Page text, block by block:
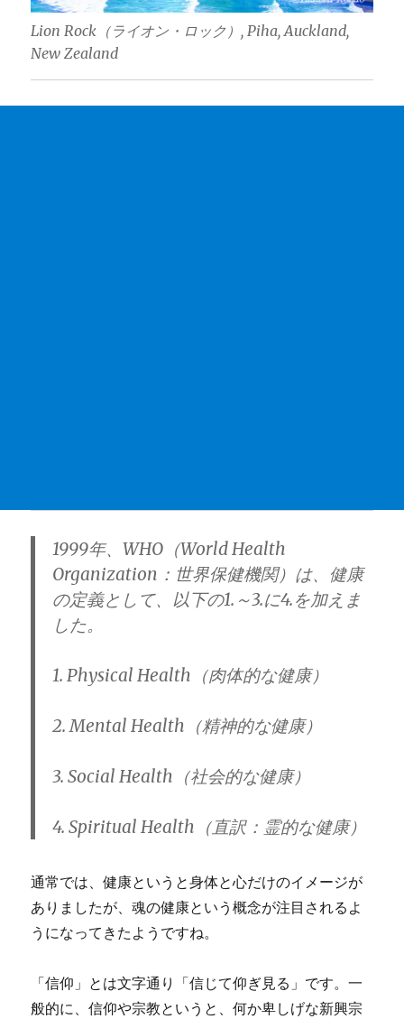
Lion Rock（ライオン・ロック）, Piha, Auckland,
New Zealand
1999年、WHO（World Health
Organization：世界保健機関）は、健康
の定義として、以下の1.～3.に4.を加えま
した。
1. Physical Health（肉体的な健康）
2. Mental Health（精神的な健康）
3. Social Health（社会的な健康）
4. Spiritual Health（直訳：霊的な健康）
通常では、健康というと身体と心だけのイメージが
ありましたが、魂の健康という概念が注目されるよ
うになってきたようですね。
「信仰」とは文字通り「信じて仰ぎ見る」です。一
般的に、信仰や宗教というと、何か卑しげな新興宗